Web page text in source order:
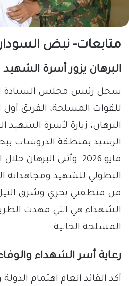
متابعات- نبض
البرهان يزور أسرة
سجل رئيس مجلس السيادة
للقوات المسلحة، الفريق أول
البرهان، زيارة لأسرة الشهيد
مايو 2026. وأثنى البرهان
البطولي للشهيد ومجاهداته
من منطقتي بحري وشرق
الشهداء هي التي مهدت
المسلحة الحالية.
رعاية أسر الشهداء
أكد القائد العام اهتمام